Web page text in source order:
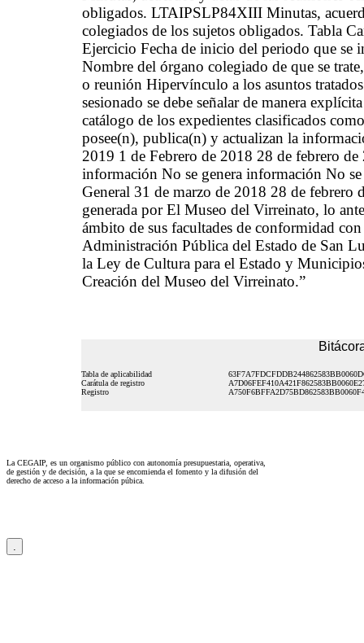
obligados. LTAIPSLP84XIII Minutas,
colegiados de los sujetos obligados. Tabla
Ejercicio Fecha de inicio del periodo que se
Nombre del órgano colegiado de que se
o reunión Hipervínculo a los asuntos
sesionado se debe señalar de manera
catálogo de los expedientes clasificados
posee(n), publica(n) y actualizan la
2019 1 de Febrero de 2018 28 de febrero
información No se genera información No
General 31 de marzo de 2018 28 de febrero
generada por El Museo del Virreinato, lo
ámbito de sus facultades de conformidad
Administración Pública del Estado de San
la Ley de Cultura para el Estado y
Creación del Museo del Virreinato.”
Tabla de aplicabilidad
Carátula de registro
Registro
La CEGAIP, es un organismo público con autonomía presupuestaria, operativa,
de gestión y de decisión, a la que se encomienda el fomento y la difusión del
derecho de acceso a la información púbica.